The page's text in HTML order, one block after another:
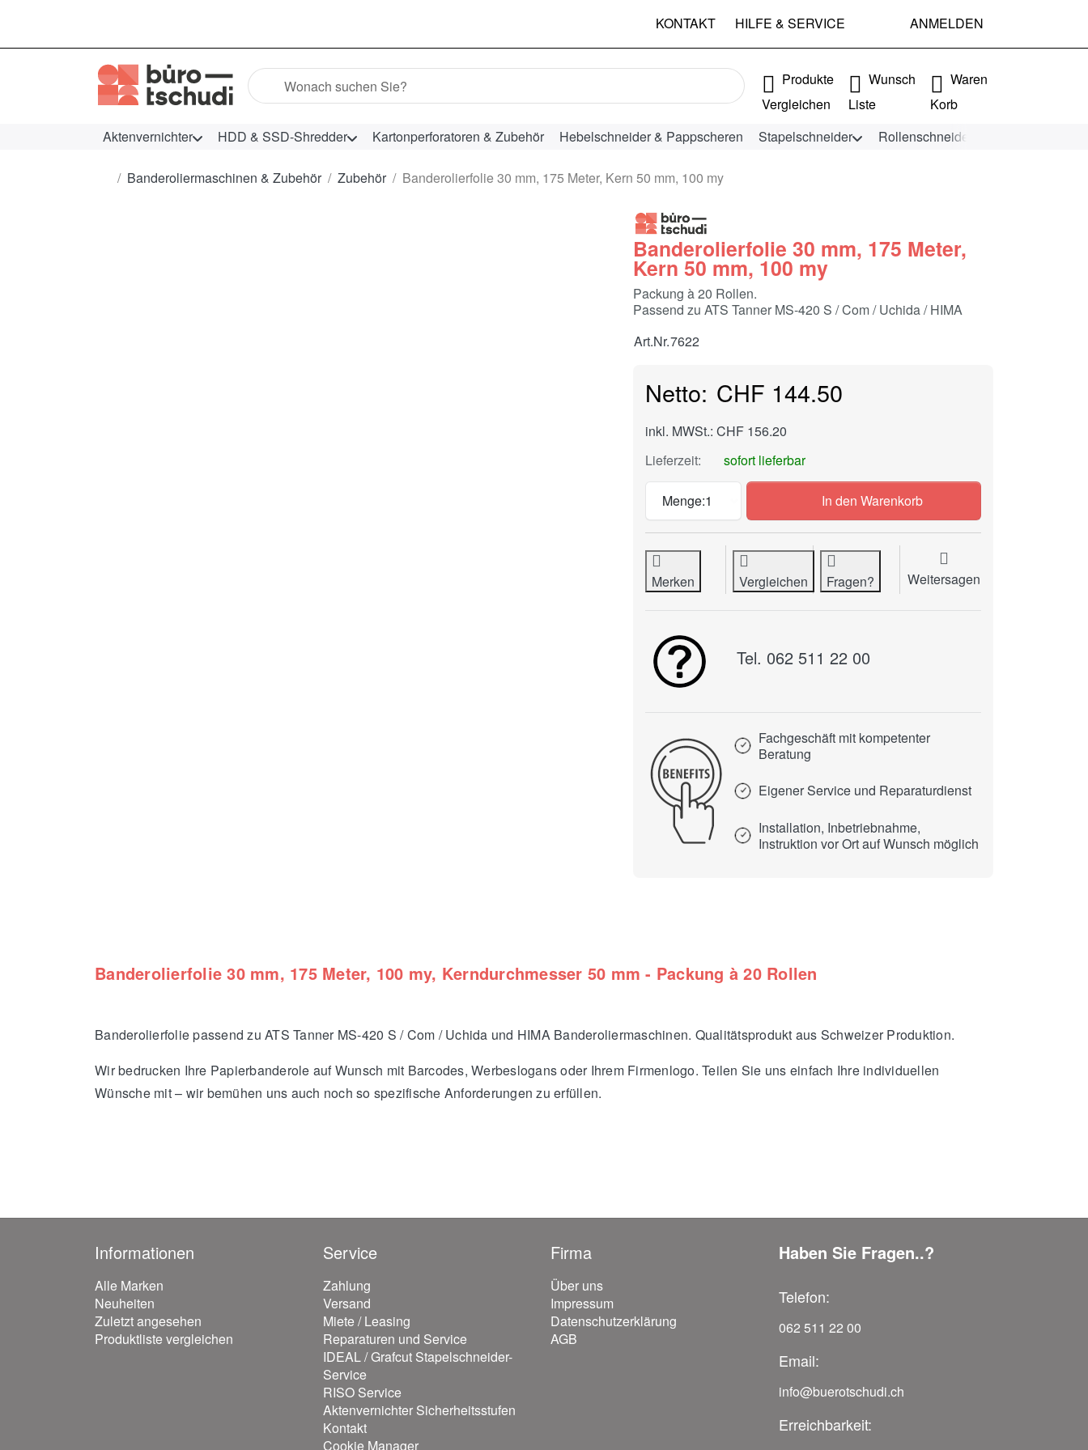
KONTAKT HILFE & SERVICE ANMELDEN
Geben Sie einen Suchbegriff ein. Während Sie tippen, erscheinen automatisch erste Ergebnisse. Drücken Sie die Eingabetaste, um alle
Produkte
Vergleichen
Wunsch
Liste
Waren
Korb
Aktenvernichter
HDD & SSD-Shredder Kartonperforatoren & Zubehör Hebelschneider & Pappscheren Stapelschneider Rollenschneider
Startseite
Banderoliermaschinen & Zubehör Zubehör Banderolierfolie 30 mm, 175 Meter, Kern 50 mm, 100 my
Banderolierfolie 30 mm, 175 Meter,
Kern 50 mm, 100 my
Packung à 20 Rollen.
Passend zu ATS Tanner MS-420 S / Com / Uchida / HIMA
Art.Nr.7622
CHF 144.50
inkl. MWSt.: CHF 156.20
Lieferzeit:
sofort lieferbar
Menge:1
Banderolierfolie 30 mm, 175 Meter, Kern 50 mm, 100 my
In den Warenkorb
Merken Vergleichen Fragen? Weitersagen
Tel. 062 511 22 00
Fachgeschäft mit kompetenter
Beratung
Eigener Service und Reparaturdienst
Installation, Inbetriebnahme,
Instruktion vor Ort auf Wunsch möglich
Banderolierfolie 30 mm, 175 Meter, 100 my, Kerndurchmesser 50 mm - Packung à 20 Rollen
Banderolierfolie passend zu ATS Tanner MS-420 S / Com / Uchida und HIMA Banderoliermaschinen. Qualitätsprodukt aus Schweizer Produktion.
Wir bedrucken Ihre Papierbanderole auf Wunsch mit Barcodes, Werbeslogans oder Ihrem Firmenlogo. Teilen Sie uns einfach Ihre individuellen
Wünsche mit – wir bemühen uns auch noch so spezifische Anforderungen zu erfüllen.
Informationen
Alle Marken
Neuheiten
Zuletzt angesehen
Produktliste vergleichen
Service
Zahlung
Versand
Miete / Leasing
Reparaturen und Service
IDEAL / Grafcut Stapelschneider-
Service
RISO Service
Aktenvernichter Sicherheitsstufen
Kontakt
Cookie Manager
Firma
Über uns
Impressum
Datenschutzerklärung
AGB
Haben Sie Fragen..?
Telefon:
062 511 22 00
Email:
info@buerotschudi.ch
Erreichbarkeit: